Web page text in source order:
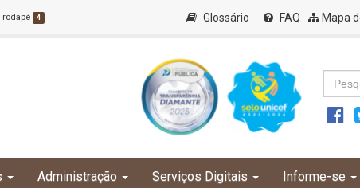
rodapé 4 Glossário FAQ Mapa
Administração Serviços Digitais Informe-se